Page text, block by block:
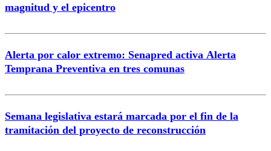
magnitud y el epicentro
Alerta por calor extremo: Senapred activa Alerta
Temprana Preventiva en tres comunas
Semana legislativa estará marcada por el fin de la
tramitación del proyecto de reconstrucción